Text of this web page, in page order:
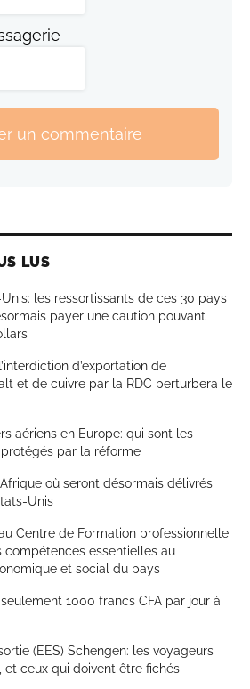
un commentaire
LUS
les ressortissants de ces 30 pays
payer une caution pouvant
d’exportation de
et de cuivre par la RDC perturbera le
aériens en Europe: qui sont les
par la réforme
où seront désormais délivrés
Unis
Centre de Formation professionnelle
compétences essentielles au
et social du pays
1000 francs CFA par jour à
(EES) Schengen: les voyageurs
et ceux qui doivent être fichés